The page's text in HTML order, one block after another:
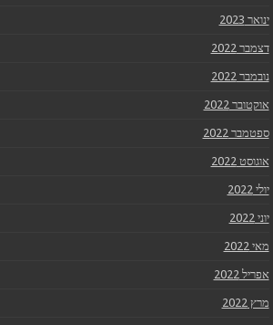
ינואר 2023
דצמבר 2022
נובמבר 2022
אוקטובר 2022
ספטמבר 2022
אוגוסט 2022
יולי 2022
יוני 2022
מאי 2022
אפריל 2022
מרץ 2022